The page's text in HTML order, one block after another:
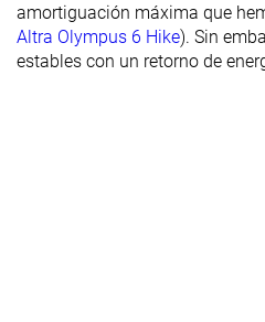
amortiguación máxima que
Altra Olympus 6 Hike). Sin
estables con un retorno de